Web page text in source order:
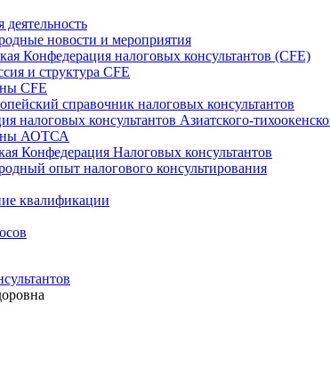
новости и мероприятия
Конфедерация налоговых консультантов (CFE)
и структура CFE
CFE
справочник налоговых консультантов
налоговых консультантов Азиатского-
АОТСА
Конфедерация Налоговых консультантов
опыт налогового консультирования
квалификации